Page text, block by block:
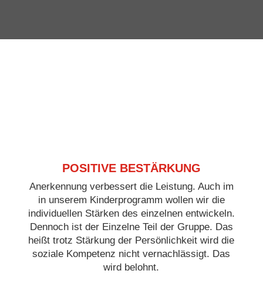
POSITIVE BESTÄRKUNG
Anerkennung verbessert die Leistung. Auch im
in unserem Kinderprogramm wollen wir die
individuellen Stärken des einzelnen entwickeln.
Dennoch ist der Einzelne Teil der Gruppe. Das
heißt trotz Stärkung der Persönlichkeit wird die
soziale Kompetenz nicht vernachlässigt. Das
wird belohnt.